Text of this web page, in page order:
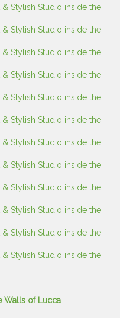
Walls of Lucca